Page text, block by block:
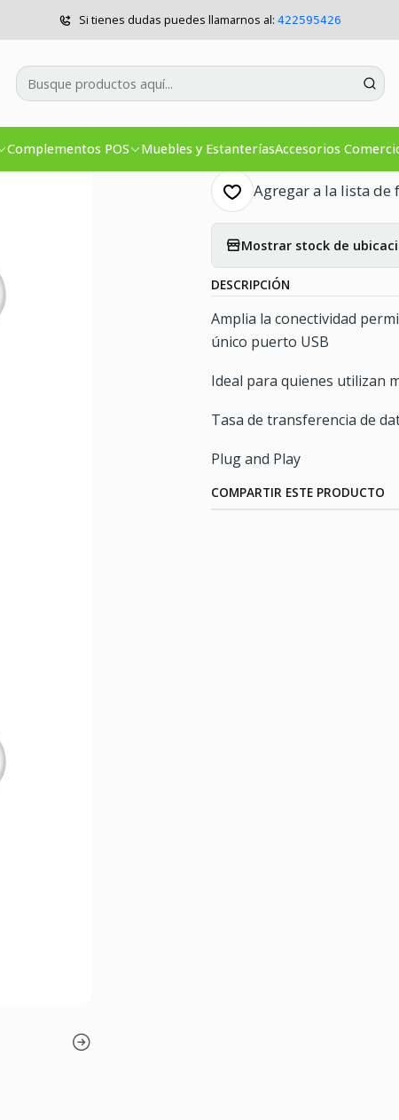
Complementos POS Muebles y EstanteríasAccesorios
Si tienes dudas puedes llamarnos al: 422595426
Accesorios Comercios Computación HUB USB 3.0 Aluminio 4
HUB USB
Cantidad
Agregar a la lista de
Mostrar stock de
DESCRIPCIÓN
Amplia la conectividad
único puerto USB
Ideal para quienes utilizan
Tasa de transferencia de
Plug and Play
COMPARTIR ESTE PRODUCTO